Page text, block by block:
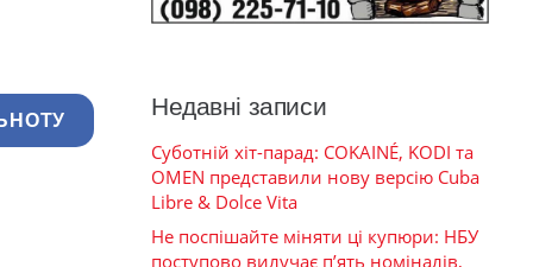
Недавні записи
Суботній хіт-парад: COKAINÉ, KODI та
OMEN представили нову версію Cuba
Libre & Dolce Vita
Не поспішайте міняти ці купюри: НБУ
поступово вилучає п’ять номіналів,